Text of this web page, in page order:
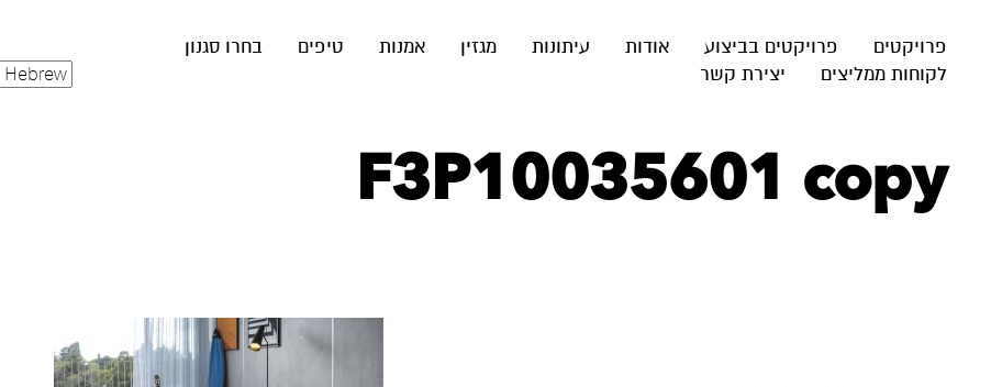
פרויקטים פרויקטים בביצוע אודות עיתונות מגזין אמנות טיפים
בחרו סגנון
לקוחות ממליצים
יצירת קשר
F3P10035601 copy